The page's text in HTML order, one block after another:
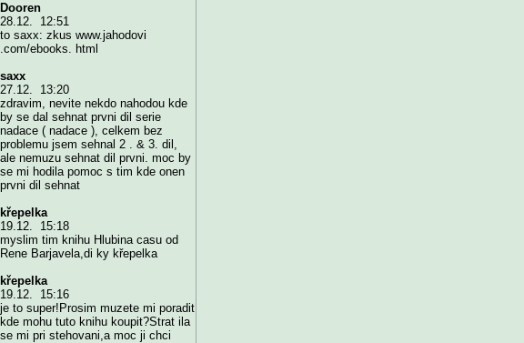
Dooren
28.12. 12:51
to saxx: zkus www.jahodovi
.com/ebooks. html
saxx
27.12. 13:20
zdravim, nevite nekdo nahodou kde
by se dal sehnat prvni dil serie
nadace ( nadace ), celkem bez
problemu jsem sehnal 2 . & 3. dil,
ale nemuzu sehnat dil prvni. moc by
se mi hodila pomoc s tim kde onen
prvni dil sehnat
křepelka
19.12. 15:18
myslim tim knihu Hlubina casu od
Rene Barjavela,di ky křepelka
křepelka
19.12. 15:16
je to super!Prosim muzete mi poradit
kde mohu tuto knihu koupit?Strat ila
se mi pri stehovani,a moc ji chci